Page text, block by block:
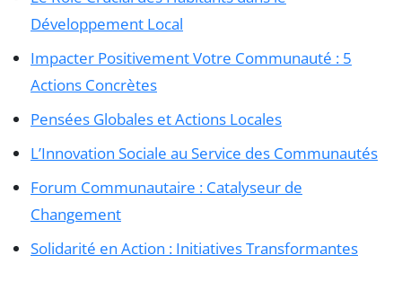
Développement Local
Impacter Positivement Votre Communauté : 5
Actions Concrètes
Pensées Globales et Actions Locales
L’Innovation Sociale au Service des Communautés
Forum Communautaire : Catalyseur de
Changement
Solidarité en Action : Initiatives Transformantes